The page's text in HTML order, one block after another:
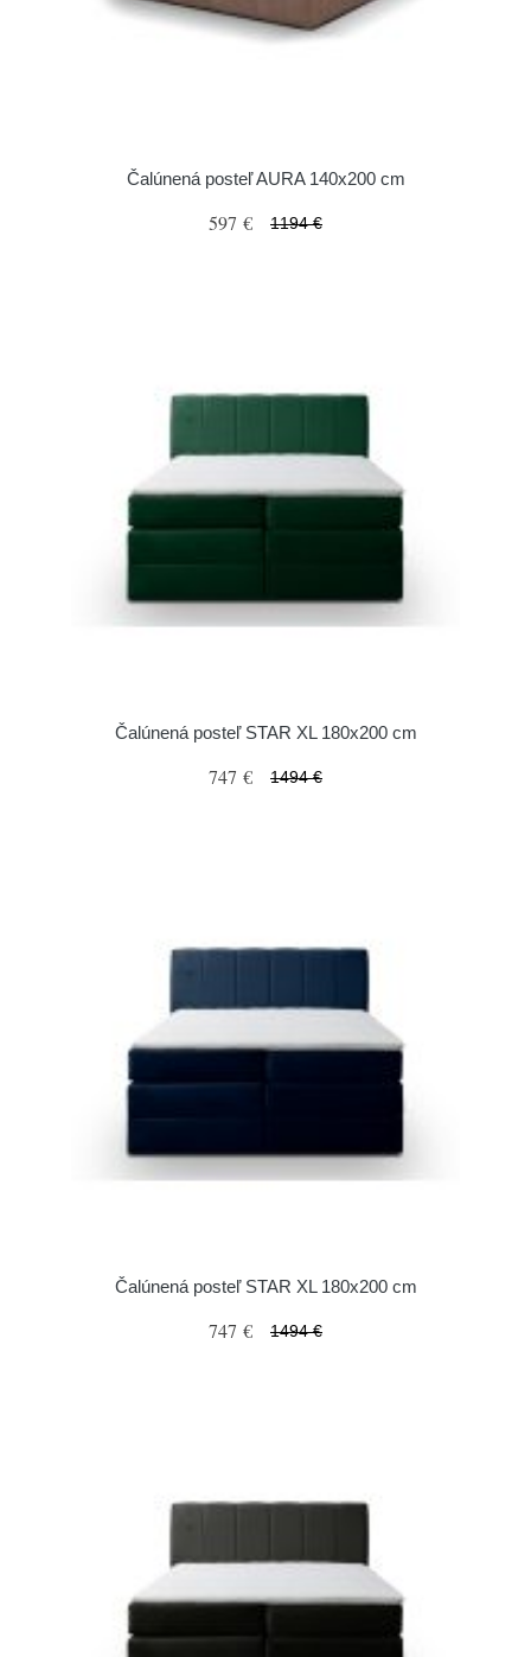
Čalúnená posteľ AURA 140x200 cm
597 € 1194 €
Čalúnená posteľ STAR XL 180x200 cm
747 € 1494 €
Čalúnená posteľ STAR XL 180x200 cm
747 € 1494 €